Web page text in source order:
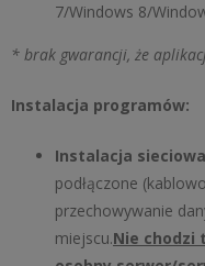
7/Windows 8/
* brak gwarancji, że
Instalacja programów:
Instalacja
podłączone
przechowywanie
miejscu.Nie chodzi